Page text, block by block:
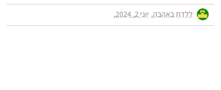
ללדת באהבה יוני 2, 2024